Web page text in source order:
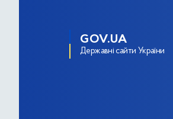
GOV.UA
Державні сайти України